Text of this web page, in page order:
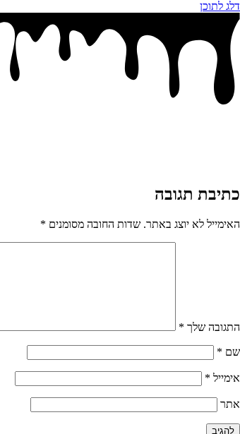
דלג לתוכן
כתיבת תגובה
האימייל לא יוצג באתר. שדות החובה מסומנים *
התגובה שלך *
שם *
אימייל *
אתר